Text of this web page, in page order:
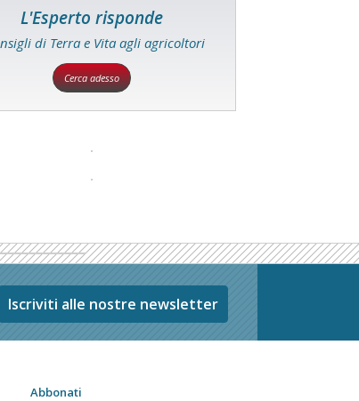
L'Esperto risponde
di Terra e Vita agli agricoltori
Cerca adesso
Iscriviti alle nostre newsletter
Abbonati